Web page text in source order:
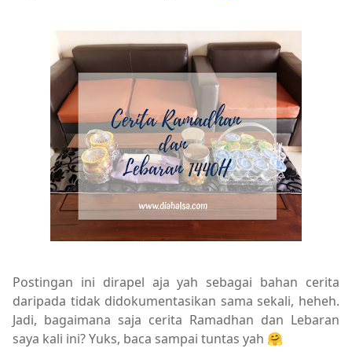
Postingan ini dirapel aja yah sebagai bahan cerita
daripada tidak didokumentasikan sama sekali, heheh.
Jadi, bagaimana saja cerita Ramadhan dan Lebaran
saya kali ini? Yuks, baca sampai tuntas yah 🤗